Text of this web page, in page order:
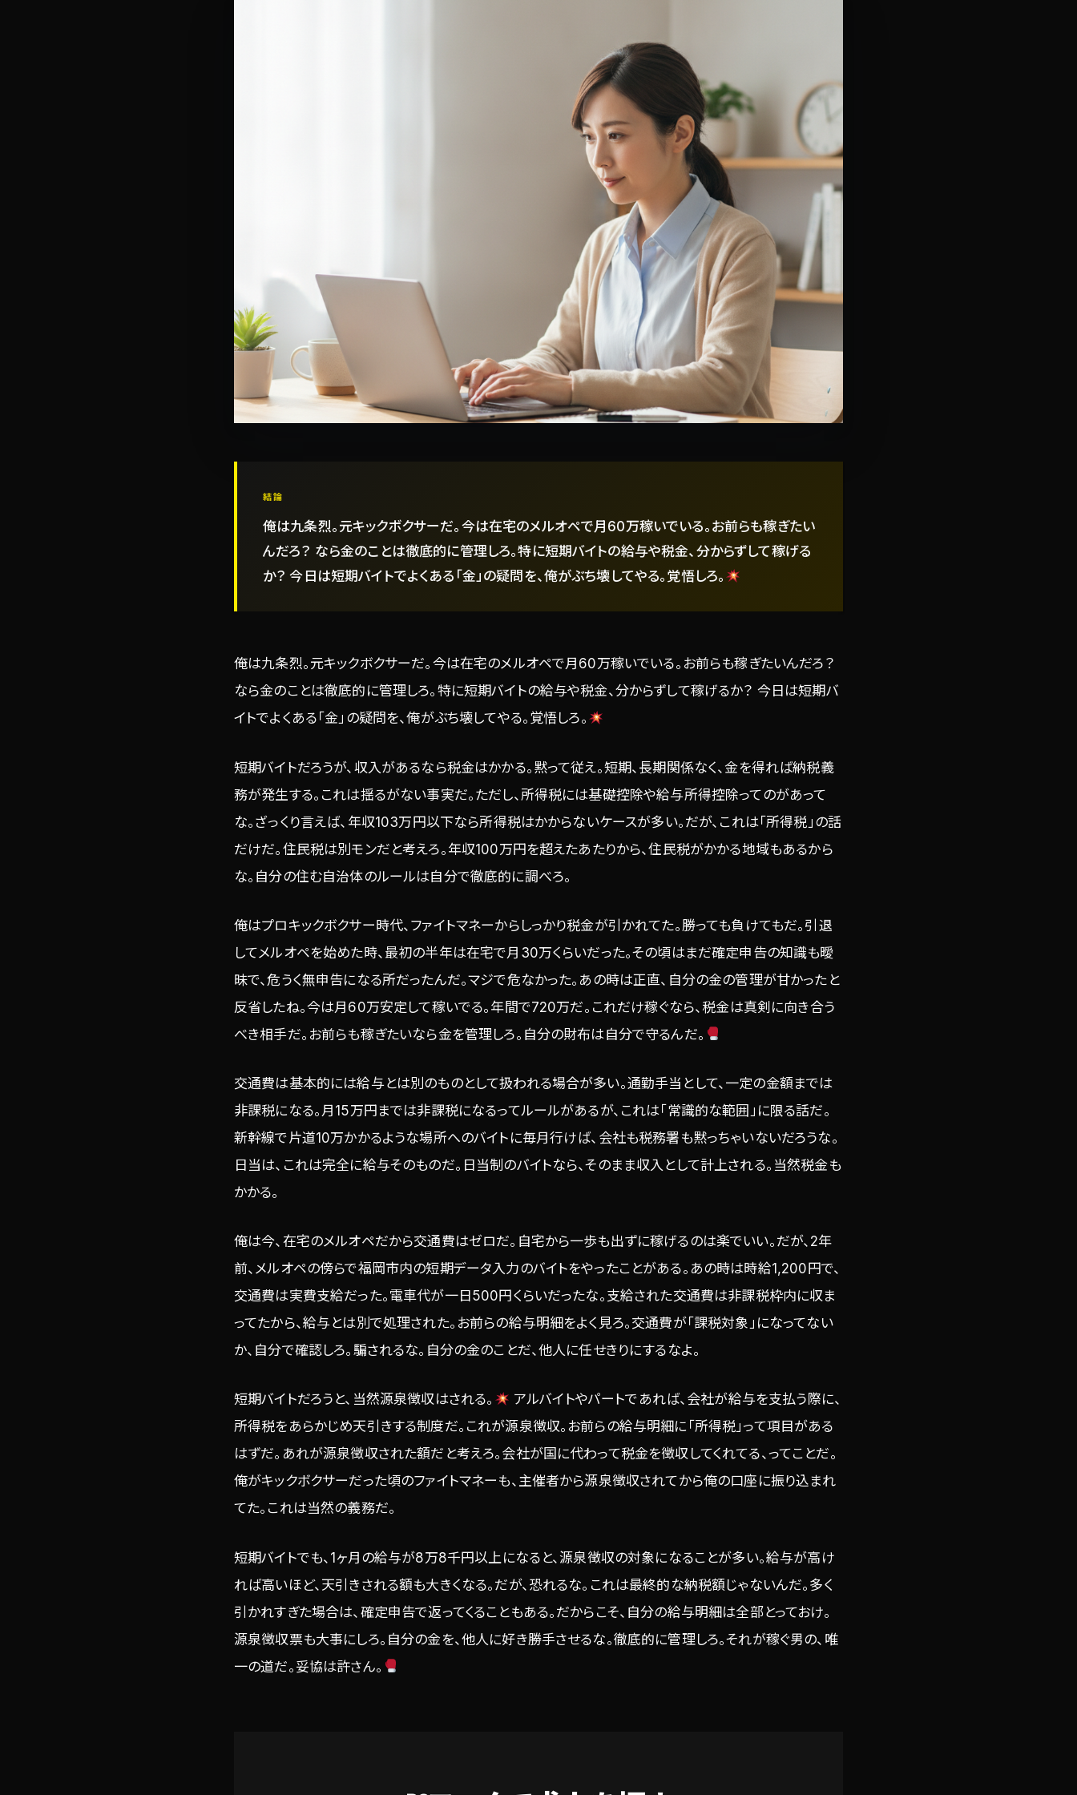
結論
俺は九条烈。元キックボクサーだ。今は在宅のメルオペで月60万稼いでいる。お前らも稼ぎたい
んだろ？ なら金のことは徹底的に管理しろ。特に短期バイトの給与や税金、分からずして稼げる
か？ 今日は短期バイトでよくある「金」の疑問を、俺がぶち壊してやる。覚悟しろ。
俺は九条烈。元キックボクサーだ。今は在宅のメルオペで月60万稼いでいる。お前らも稼ぎたいんだろ？
なら金のことは徹底的に管理しろ。特に短期バイトの給与や税金、分からずして稼げるか？ 今日は短期バ
イトでよくある「金」の疑問を、俺がぶち壊してやる。覚悟しろ。
短期バイトだろうが、収入があるなら税金はかかる。黙って従え。短期、長期関係なく、金を得れば納税義
務が発生する。これは揺るがない事実だ。ただし、所得税には基礎控除や給与所得控除ってのがあって
な。ざっくり言えば、年収103万円以下なら所得税はかからないケースが多い。だが、これは「所得税」の話
だけだ。住民税は別モンだと考えろ。年収100万円を超えたあたりから、住民税がかかる地域もあるから
な。自分の住む自治体のルールは自分で徹底的に調べろ。
俺はプロキックボクサー時代、ファイトマネーからしっかり税金が引かれてた。勝っても負けてもだ。引退
してメルオペを始めた時、最初の半年は在宅で月30万くらいだった。その頃はまだ確定申告の知識も曖
昧で、危うく無申告になる所だったんだ。マジで危なかった。あの時は正直、自分の金の管理が甘かったと
反省したね。今は月60万安定して稼いでる。年間で720万だ。これだけ稼ぐなら、税金は真剣に向き合う
べき相手だ。お前らも稼ぎたいなら金を管理しろ。自分の財布は自分で守るんだ。
交通費は基本的には給与とは別のものとして扱われる場合が多い。通勤手当として、一定の金額までは
非課税になる。月15万円までは非課税になるってルールがあるが、これは「常識的な範囲」に限る話だ。
新幹線で片道10万かかるような場所へのバイトに毎月行けば、会社も税務署も黙っちゃいないだろうな。
日当は、これは完全に給与そのものだ。日当制のバイトなら、そのまま収入として計上される。当然税金も
かかる。
俺は今、在宅のメルオペだから交通費はゼロだ。自宅から一歩も出ずに稼げるのは楽でいい。だが、2年
前、メルオペの傍らで福岡市内の短期データ入力のバイトをやったことがある。あの時は時給1,200円で、
交通費は実費支給だった。電車代が一日500円くらいだったな。支給された交通費は非課税枠内に収ま
ってたから、給与とは別で処理された。お前らの給与明細をよく見ろ。交通費が「課税対象」になってない
か、自分で確認しろ。騙されるな。自分の金のことだ、他人に任せきりにするなよ。
短期バイトだろうと、当然源泉徴収はされる。
アルバイトやパートであれば、会社が給与を支払う際に、
所得税をあらかじめ天引きする制度だ。これが源泉徴収。お前らの給与明細に「所得税」って項目がある
はずだ。あれが源泉徴収された額だと考えろ。会社が国に代わって税金を徴収してくれてる、ってことだ。
俺がキックボクサーだった頃のファイトマネーも、主催者から源泉徴収されてから俺の口座に振り込まれ
てた。これは当然の義務だ。
短期バイトでも、1ヶ月の給与が8万8千円以上になると、源泉徴収の対象になることが多い。給与が高け
れば高いほど、天引きされる額も大きくなる。だが、恐れるな。これは最終的な納税額じゃないんだ。多く
引かれすぎた場合は、確定申告で返ってくることもある。だからこそ、自分の給与明細は全部とっておけ。
源泉徴収票も大事にしろ。自分の金を、他人に好き勝手させるな。徹底的に管理しろ。それが稼ぐ男の、唯
一の道だ。妥協は許さん。